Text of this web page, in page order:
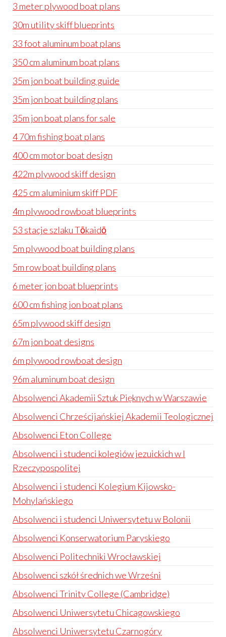
3 meter plywood boat plans
30m utility skiff blueprints
33 foot aluminum boat plans
350 cm aluminum boat plans
35m jon boat building guide
35m jon boat building plans
35m jon boat plans for sale
4 70m fishing boat plans
400 cm motor boat design
422m plywood skiff design
425 cm aluminium skiff PDF
4m plywood rowboat blueprints
53 stacje szlaku Tōkaidō
5m plywood boat building plans
5m row boat building plans
6 meter jon boat blueprints
600 cm fishing jon boat plans
65m plywood skiff design
67m jon boat designs
6m plywood rowboat design
96m aluminum boat design
Absolwenci Akademii Sztuk Pięknych w Warszawie
Absolwenci Chrześcijańskiej Akademii Teologicznej
Absolwenci Eton College
Absolwenci i studenci kolegiów jezuickich w I
Rzeczypospolitej
Absolwenci i studenci Kolegium Kijowsko-
Mohylańskiego
Absolwenci i studenci Uniwersytetu w Bolonii
Absolwenci Konserwatorium Paryskiego
Absolwenci Politechniki Wrocławskiej
Absolwenci szkół średnich we Wrześni
Absolwenci Trinity College (Cambridge)
Absolwenci Uniwersytetu Chicagowskiego
Absolwenci Uniwersytetu Czarnogóry